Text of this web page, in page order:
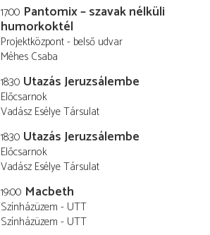
17:00 Pantomix – szavak nélküli
humorkoktél
Projektközpont - belső udvar
Méhes Csaba
18:30 Utazás Jeruzsálembe
Előcsarnok
Vadász Esélye Társulat
18:30 Utazás Jeruzsálembe
Előcsarnok
Vadász Esélye Társulat
19:00 Macbeth
Színházüzem - UTT
Színházüzem - UTT